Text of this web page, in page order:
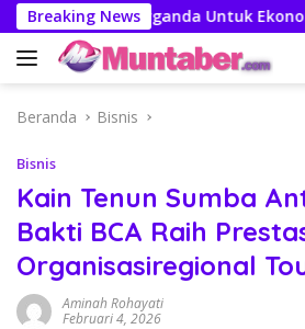
Langsung
ke
konten
Breaking News
Efek Berganda Untuk Ekonomi
Beranda Bisnis
Bisnis
Kain Tenun Sumba
Bakti BCA Raih
Organisasiregional
Aminah Rohayati
Februari 4, 2026